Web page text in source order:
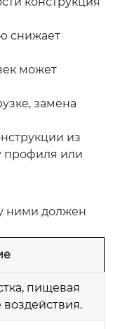
снижает
может
замена
из
профиля или
ними должен
пищевая